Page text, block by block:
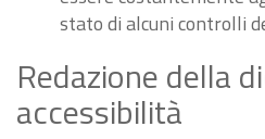
stato di alcuni controlli
Redazione della
accessibilità